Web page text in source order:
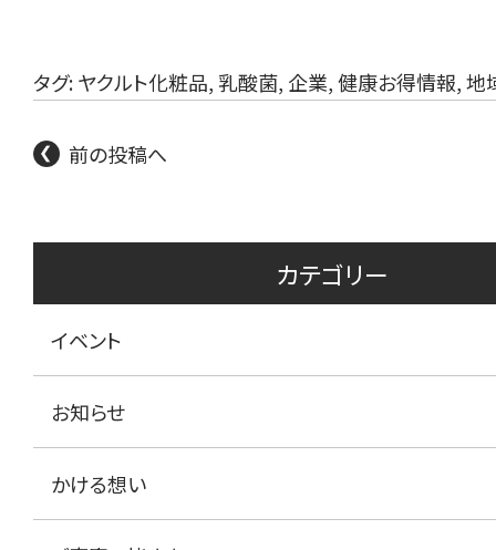
タグ:ヤクルト化粧品, 乳酸菌, 企業,健康お得情報,地
前の投稿へ
カテゴリー
イベント
お知らせ
かける想い